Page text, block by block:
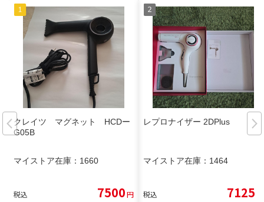
クレイツ マグネット HCDー
G05B
マイストア在庫： 1660
税込 7500円
レプロナイザー 2DPlus
マイストア在庫： 1464
税込 7125